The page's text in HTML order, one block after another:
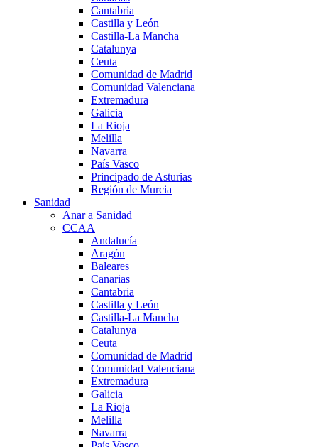
Cantabria
Castilla y León
Castilla-La Mancha
Catalunya
Ceuta
Comunidad de Madrid
Comunidad Valenciana
Extremadura
Galicia
La Rioja
Melilla
Navarra
País Vasco
Principado de Asturias
Región de Murcia
Sanidad
Anar a Sanidad
CCAA
Andalucía
Aragón
Baleares
Canarias
Cantabria
Castilla y León
Castilla-La Mancha
Catalunya
Ceuta
Comunidad de Madrid
Comunidad Valenciana
Extremadura
Galicia
La Rioja
Melilla
Navarra